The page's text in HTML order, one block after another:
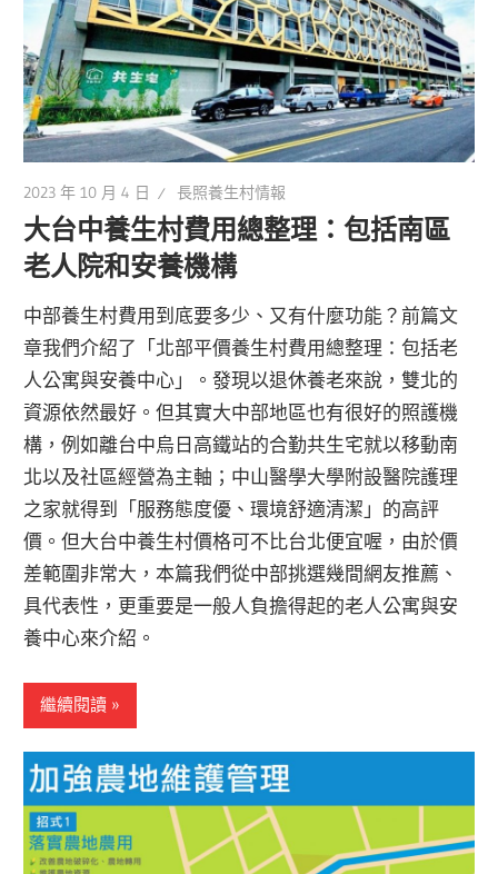
2023 年 10 月 4 日 長照養生村情報
大台中養生村費用總整理：包括南區
老人院和安養機構
中部養生村費用到底要多少、又有什麼功能？前篇文
章我們介紹了「北部平價養生村費用總整理：包括老
人公寓與安養中心」。發現以退休養老來說，雙北的
資源依然最好。但其實大中部地區也有很好的照護機
構，例如離台中烏日高鐵站的合勤共生宅就以移動南
北以及社區經營為主軸；中山醫學大學附設醫院護理
之家就得到「服務態度優、環境舒適清潔」的高評
價。但大台中養生村價格可不比台北便宜喔，由於價
差範圍非常大，本篇我們從中部挑選幾間網友推薦、
具代表性，更重要是一般人負擔得起的老人公寓與安
養中心來介紹。
繼續閱讀